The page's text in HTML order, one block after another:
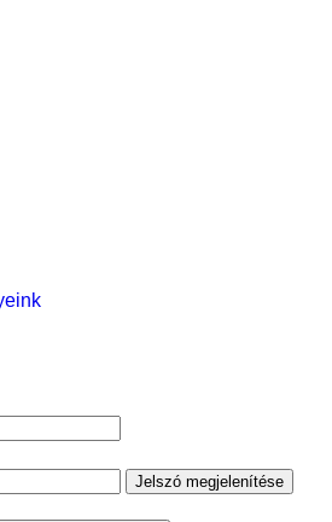
Jelszó megjelenítése